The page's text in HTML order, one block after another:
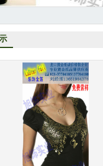
为韩国ITW烫金纸华东区代理商
金纸TORAY烫金纸华东区总
为德国库尔兹烫金纸一级代理
金纸尾池烫金纸华东区总代理
金纸专业供应商
车中网烫金纸，汽车格栅烫金